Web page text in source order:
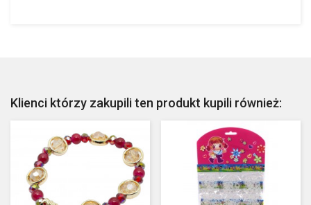
Klienci którzy zakupili ten produkt kupili również: